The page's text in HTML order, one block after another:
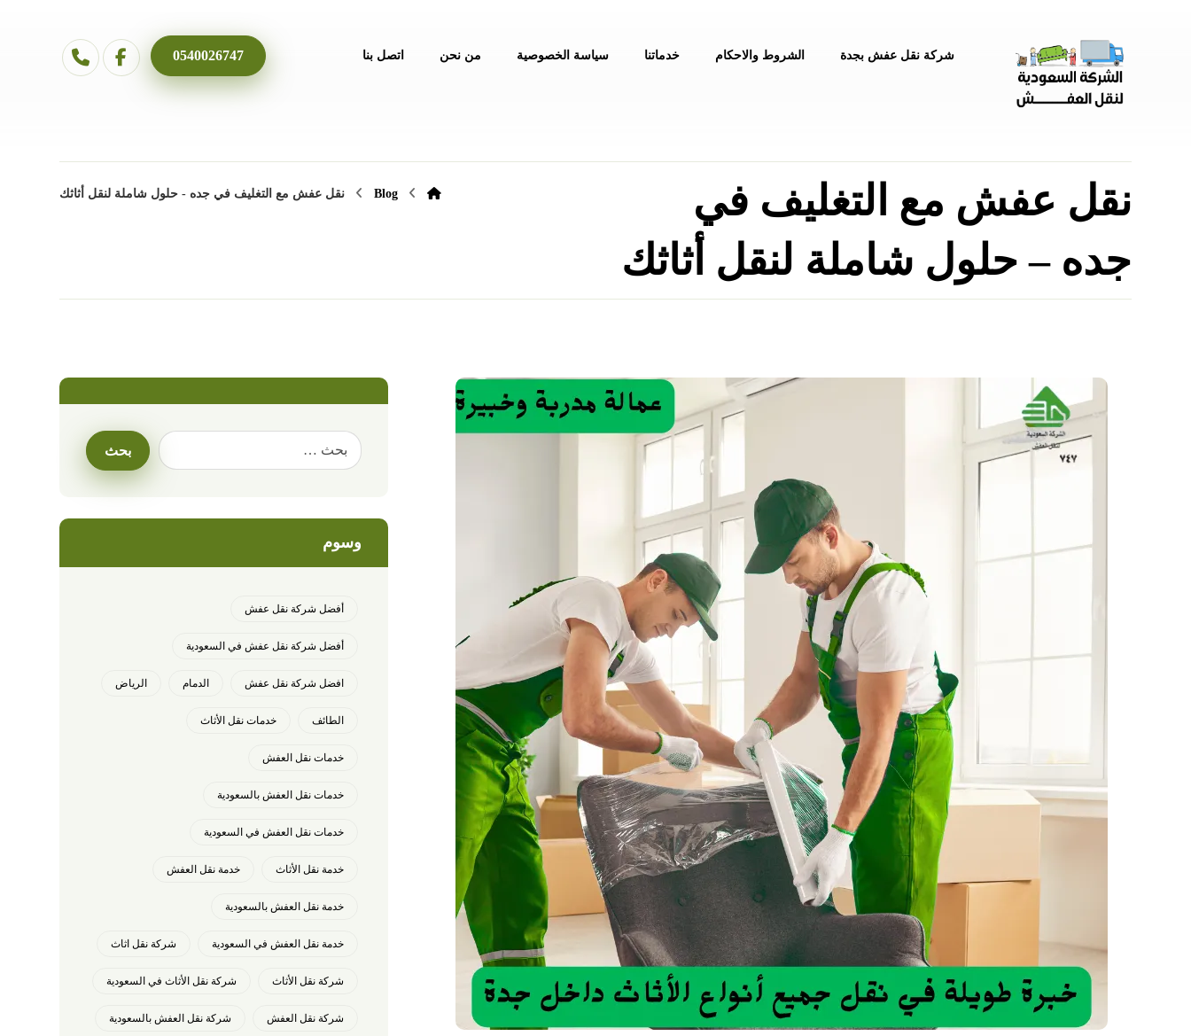
شركة نقل عفش بجدة الشروط والاحكام خدماتنا سياسة الخصوصية من نحن اتصل بنا 0540026747
نقل عفش مع التغليف في
جده – حلول شاملة لنقل أثاثك
Blog نقل عفش مع التغليف في جده - حلول شاملة لنقل أثاثك
وسوم
أفضل شركة نقل عفش
أفضل شركة نقل عفش في السعودية
افضل شركة نقل عفش الدمام الرياض
الطائف خدمات نقل الأثاث
خدمات نقل العفش
خدمات نقل العفش بالسعودية
خدمات نقل العفش في السعودية
خدمة نقل الأثاث خدمة نقل العفش
خدمة نقل العفش بالسعودية
خدمة نقل العفش في السعودية شركة نقل اثاث
شركة نقل الأثاث شركة نقل الأثاث في السعودية
شركة نقل العفش شركة نقل العفش بالسعودية